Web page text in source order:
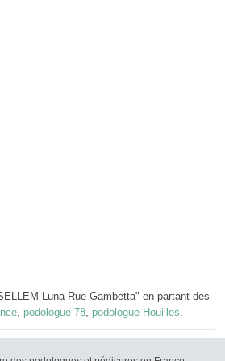
Luna Rue Gambetta" en partant des
, podologue 78, podologue Houilles.